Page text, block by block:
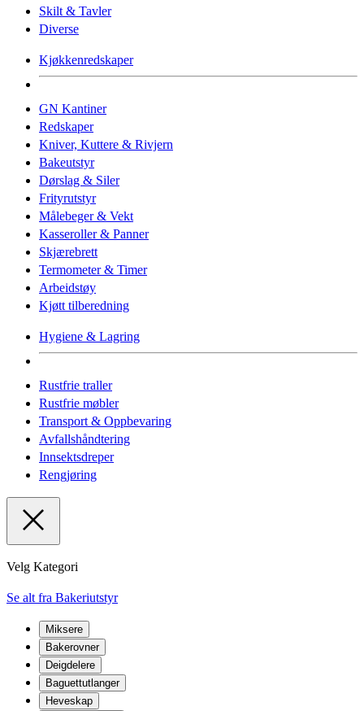
Skilt & Tavler
Diverse
Kjøkkenredskaper
GN Kantiner
Redskaper
Kniver, Kuttere & Rivjern
Bakeutstyr
Dørslag & Siler
Frityrutstyr
Målebeger & Vekt
Kasseroller & Panner
Skjærebrett
Termometer & Timer
Arbeidstøy
Kjøtt tilberedning
Hygiene & Lagring
Rustfrie traller
Rustfrie møbler
Transport & Oppbevaring
Avfallshåndtering
Innsektsdreper
Rengjøring
Velg Kategori
Se alt fra Bakeriutstyr
Miksere
Bakerovner
Deigdelere
Baguettutlanger
Heveskap